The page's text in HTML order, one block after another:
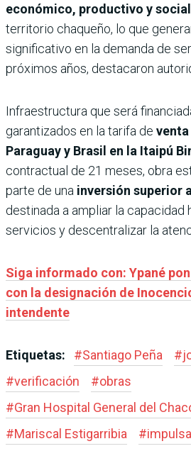
económico, productivo y social
territorio chaqueño, lo que
significativo en la demanda de
próximos años, destacaron
Infraestructura que será
garantizados en la tarifa de
Paraguay y Brasil en la Itaipú
contractual de 21 meses, obra
parte de una inversión superior
destinada a ampliar la capacidad
servicios y descentralizar la
Siga informado con: Ypané
con la designación de
intendente
Etiquetas: #Santiago Peña #
#verificación #obras
#Gran Hospital General del
#Mariscal Estigarribia #